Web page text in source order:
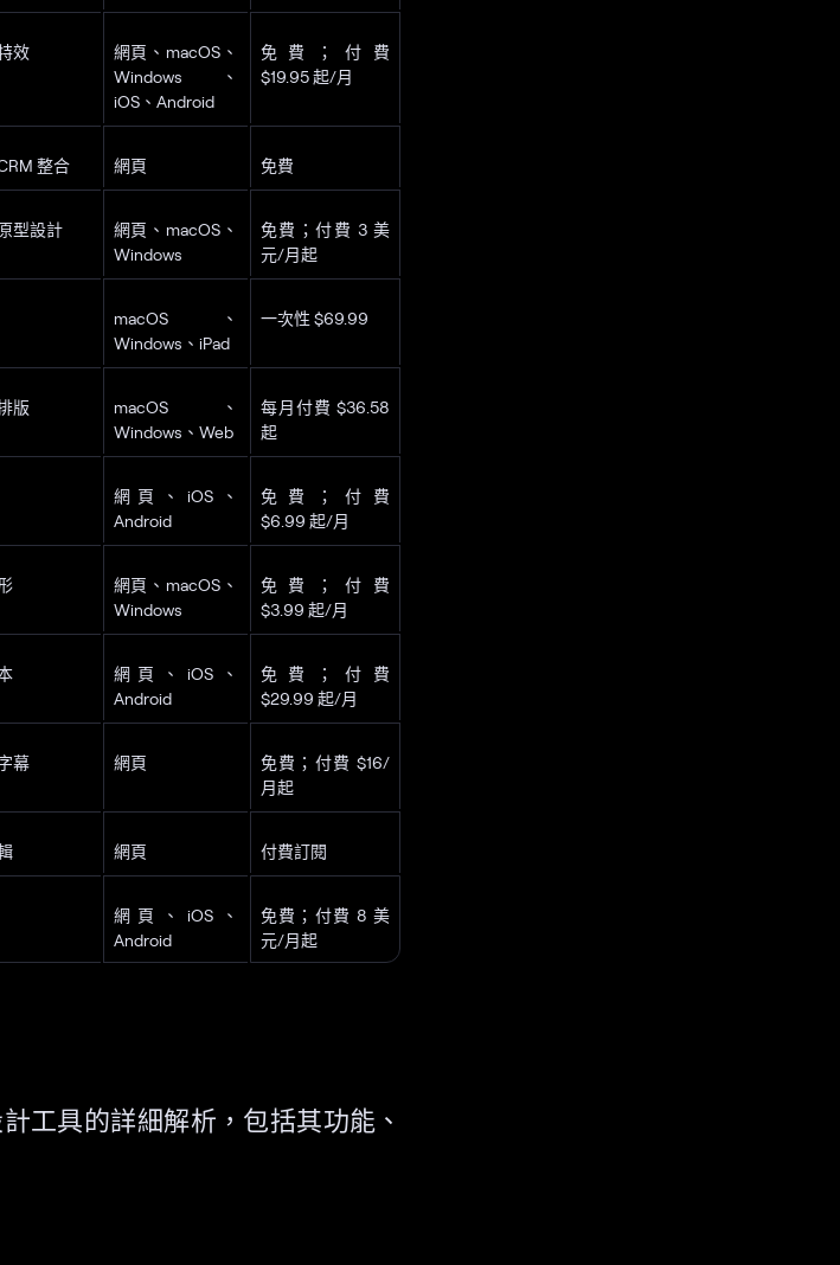
效
網頁、macOS、
Windows、
iOS、Android
免費；付費
$19.95 起/月
整合 網頁 免費
型設計
網頁、macOS、
Windows
免費；付費 3 美
元/月起
macOS、
Windows、iPad
一次性 $69.99
版
macOS、
Windows、Web
每月付費 $36.58
起
網頁、iOS、
Android
免費；付費
$6.99 起/月
網頁、macOS、
Windows
免費；付費
$3.99 起/月
網頁、iOS、
Android
免費；付費
$29.99 起/月
幕 網頁
免費；付費 $16/
月起
網頁 付費訂閱
網頁、iOS、
Android
免費；付費 8 美
元/月起
工具的詳細解析，包括其功能、